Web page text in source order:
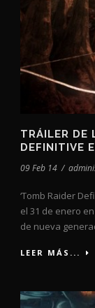
TRÁILER DE
DEFINITIVE
09 Feb 14 /
‘Tomb Raider
el 31 de enero
de nueva
LEER MÁS...